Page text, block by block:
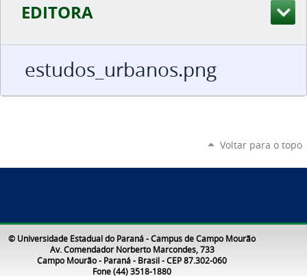
EDITORA
estudos_urbanos.png
Voltar para o topo
© Universidade Estadual do Paraná - Campus de Campo Mourão
Av. Comendador Norberto Marcondes, 733
Campo Mourão - Paraná - Brasil - CEP 87.302-060
Fone (44) 3518-1880